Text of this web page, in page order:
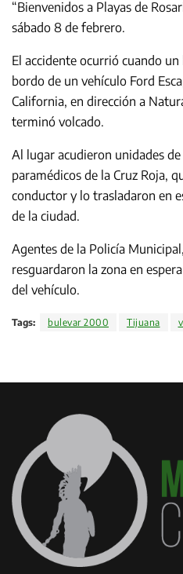
“Bienvenidos a Playas de
sábado 8 de febrero.
El accidente ocurrió cuando
bordo de un vehículo Ford
California, en dirección a
terminó volcado.
Al lugar acudieron unidades
paramédicos de la Cruz Roja,
conductor y lo trasladaron en
de la ciudad.
Agentes de la Policía
resguardaron la zona en
del vehículo.
Tags: bulevar 2000 Tijuana